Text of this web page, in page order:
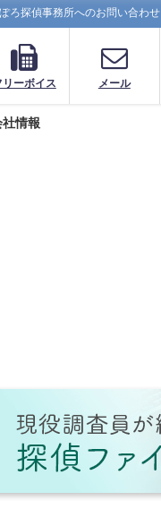
ろ探偵事務所へのお問い合わせ
リーボイス メール
社情報